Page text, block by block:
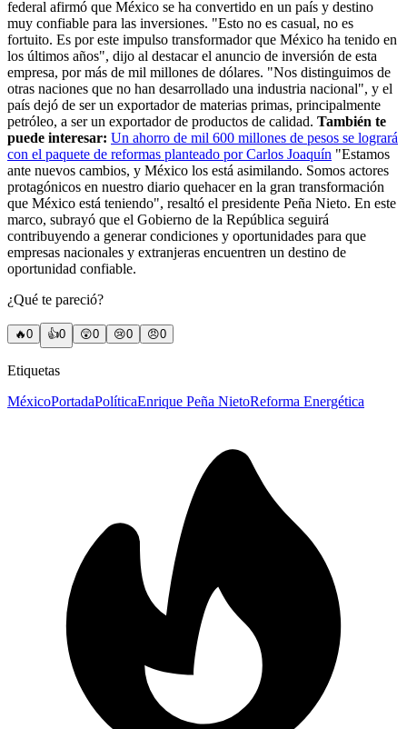
federal afirmó que México se ha convertido en un país y destino
muy confiable para las inversiones. "Esto no es casual, no es
fortuito. Es por este impulso transformador que México ha tenido en
los últimos años", dijo al destacar el anuncio de inversión de esta
empresa, por más de mil millones de dólares. "Nos distinguimos de
otras naciones que no han desarrollado una industria nacional", y el
país dejó de ser un exportador de materias primas, principalmente
petróleo, a ser un exportador de productos de calidad. También te
puede interesar: Un ahorro de mil 600 millones de pesos se logrará
con el paquete de reformas planteado por Carlos Joaquín "Estamos
ante nuevos cambios, y México los está asimilando. Somos actores
protagónicos en nuestro diario quehacer en la gran transformación
que México está teniendo", resaltó el presidente Peña Nieto. En este
marco, subrayó que el Gobierno de la República seguirá
contribuyendo a generar condiciones y oportunidades para que
empresas nacionales y extranjeras encuentren un destino de
oportunidad confiable.
¿Qué te pareció?
🔥0 👍0 😲0 😢0 😠0
Etiquetas
MéxicoPortadaPolíticaEnrique Peña NietoReforma Energética